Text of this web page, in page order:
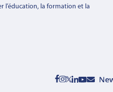
l’éducation, la formation et la